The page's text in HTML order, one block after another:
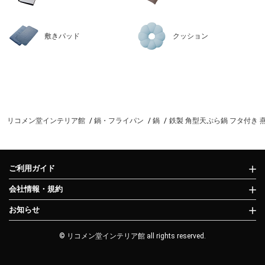
敷きパッド クッション
リコメン堂インテリア館 鍋・フライパン 鍋 鉄製 角型天ぷら鍋 フタ付き
ご利用ガイド
会社情報・規約
お知らせ
© リコメン堂インテリア館 all rights reserved.